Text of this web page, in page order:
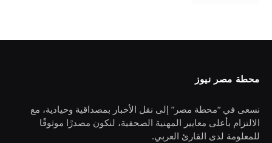
محطة مصر نيوز
نسعى في “محطة مصر” إلى نقل الأخبار بمصداقية وحيادية، مع
الالتزام بأعلى معايير المهنية الصحفية، لنكون مصدرًا موثوقًا
للمعلومة لدى القارئ العربي.